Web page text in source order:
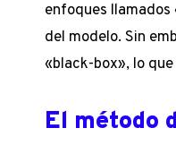
enfoques
del modelo. Sin
«black-box», lo
El método